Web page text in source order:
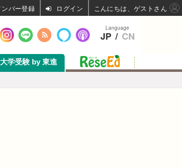
大学受験 by 東進
Language
JP / CN
ログイン こんにちは、ゲストさん